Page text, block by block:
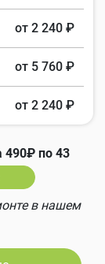
от 2 240 ₽
от 5 760 ₽
от 2 240 ₽
по 43
в нашем